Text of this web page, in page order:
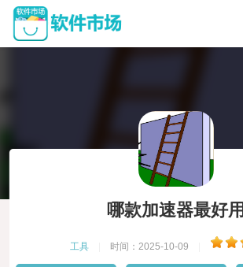
哪款加速器最好用
工具 时间：2025-10-09